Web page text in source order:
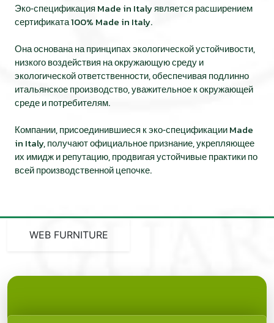
Эко‑спецификация Made in Italy является расширением
сертификата 100% Made in Italy.
Она основана на принципах экологической устойчивости,
низкого воздействия на окружающую среду и
экологической ответственности, обеспечивая подлинно
итальянское производство, уважительное к окружающей
среде и потребителям.
Компании, присоединившиеся к эко‑спецификации Made
in Italy, получают официальное признание, укрепляющее
их имидж и репутацию, продвигая устойчивые практики по
всей производственной цепочке.
WEB FURNITURE